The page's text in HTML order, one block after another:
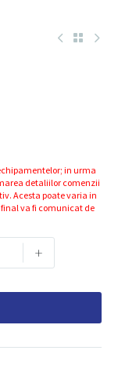
in urma
detaliilor comenzii
Acesta poate varia in
va fi comunicat de
+